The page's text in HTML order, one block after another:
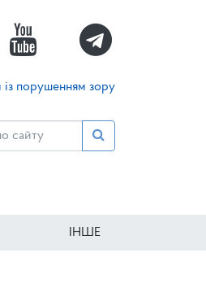
порушенням зору
ІНШЕ